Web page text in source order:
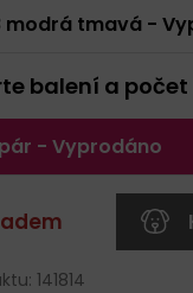
modrá tmavá -
balení a počet
- Vyprodáno
141814